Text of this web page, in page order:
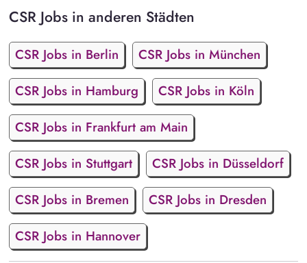
CSR Jobs in anderen Städten
CSR Jobs in Berlin
CSR Jobs in München
CSR Jobs in Hamburg
CSR Jobs in Köln
CSR Jobs in Frankfurt am Main
CSR Jobs in Stuttgart
CSR Jobs in Düsseldorf
CSR Jobs in Bremen
CSR Jobs in Dresden
CSR Jobs in Hannover